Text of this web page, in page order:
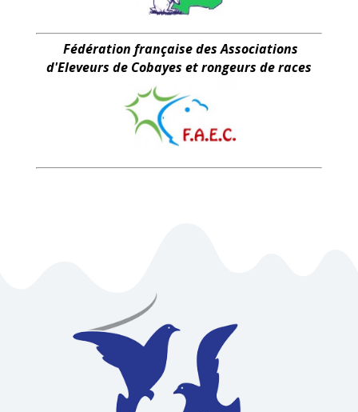
Fédération française des Associations
d'Eleveurs de Cobayes et rongeurs de races